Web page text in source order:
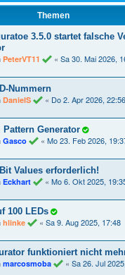
Themen
3.5.0 startet falsche
PeterVT11 « Sa 30. Mai 2026,
Nummern
DanielS « Do 2. Apr 2026, 22:56
Generator
Gasco « Mo 23. Feb 2026,
Values erforderlich!
Eckhart « Mo 6. Okt 2025,
100 LEDs
hlinke « Sa 9. Aug 2025, 17:48
funktioniert nicht
marcosmoba « Sa 26. Jul